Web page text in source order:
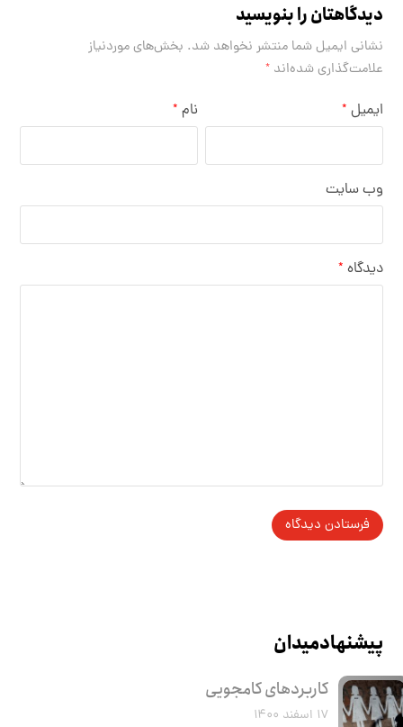
دیدگاهتان را بنویسید
نشانی ایمیل شما منتشر نخواهد شد. بخش‌های موردنیاز
علامت‌گذاری شده‌اند*
نام * ایمیل *
وب‌ سایت
دیدگاه *
پیشنهاد میدان
کاربرد‌های کامجویی
۱۷ اسفند ۱۴۰۰